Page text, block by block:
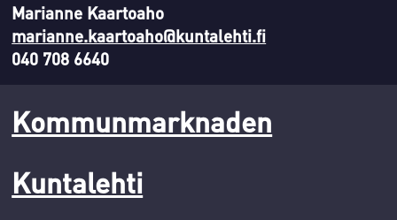
Marianne Kaartoaho
marianne.kaartoaho@kuntalehti.fi
040 708 6640
Kommunmarknaden
Kuntalehti